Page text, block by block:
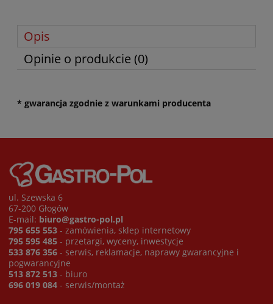
Opis
Opinie o produkcie (0)
* gwarancja zgodnie z warunkami producenta
ul. Szewska 6
67-200 Głogów
E-mail: biuro@gastro-pol.pl
795 655 553 - zamówienia, sklep internetowy
795 595 485 - przetargi, wyceny, inwestycje
533 876 356 - serwis, reklamacje, naprawy gwarancyjne i
pogwarancyjne
513 872 513 - biuro
696 019 084 - serwis/montaż